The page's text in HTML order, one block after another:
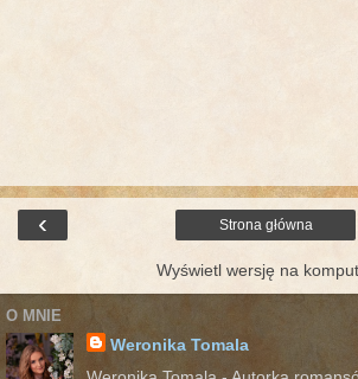
‹ Strona główna
Wyświetl wersję na
O MNIE
Weronika Tomala